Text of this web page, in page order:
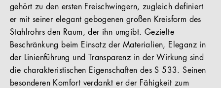
gehört zu den ersten Freischwingern, zugleich definiert
er mit seiner elegant gebogenen großen Kreisform des
Stahlrohrs den Raum, der ihn umgibt. Gezielte
Beschränkung beim Einsatz der Materialien, Eleganz in
der Linienführung und Transparenz in der Wirkung sind
die charakteristischen Eigenschaften des S 533. Seinen
besonderen Komfort verdankt er der Fähigkeit zum